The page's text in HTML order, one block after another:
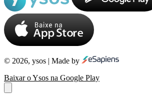
© 2026, ysos | Made by
Baixar o Ysos na Google Play